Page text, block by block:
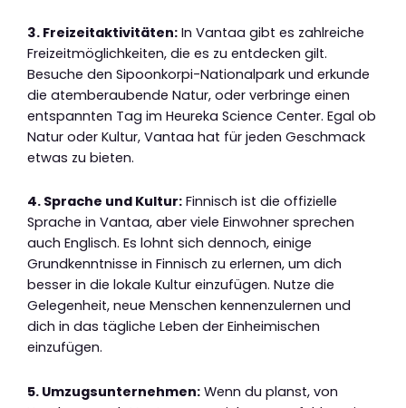
3. Freizeitaktivitäten: In Vantaa gibt es zahlreiche
Freizeitmöglichkeiten, die es zu entdecken gilt.
Besuche den Sipoonkorpi-Nationalpark und erkunde
die atemberaubende Natur, oder verbringe einen
entspannten Tag im Heureka Science Center. Egal ob
Natur oder Kultur, Vantaa hat für jeden Geschmack
etwas zu bieten.
4. Sprache und Kultur: Finnisch ist die offizielle
Sprache in Vantaa, aber viele Einwohner sprechen
auch Englisch. Es lohnt sich dennoch, einige
Grundkenntnisse in Finnisch zu erlernen, um dich
besser in die lokale Kultur einzufügen. Nutze die
Gelegenheit, neue Menschen kennenzulernen und
dich in das tägliche Leben der Einheimischen
einzufügen.
5. Umzugsunternehmen: Wenn du planst, von